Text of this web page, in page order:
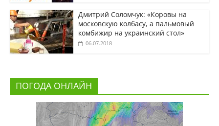
Дмитрий Соломчук: «Коровы на
московскую колбасу, а пальмовый
комбижир на украинский стол»
06.07.2018
ПОГОДА ОНЛАЙН